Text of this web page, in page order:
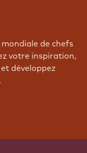
de chefs
votre inspiration,
développez